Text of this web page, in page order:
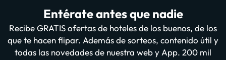
Entérate antes que nadie
Recibe GRATIS ofertas de hoteles de los buenos, de los
que te hacen flipar. Además de sorteos, contenido útil y
todas las novedades de nuestra web y App. 200 mil